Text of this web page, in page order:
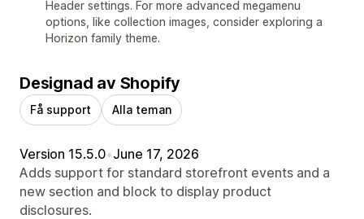
Header settings. For more advanced megamenu
options, like collection images, consider exploring a
Horizon family theme.
Designad av Shopify
Få support Alla teman
Version 15.5.0•June 17, 2026
Adds support for standard storefront events and a
new section and block to display product
disclosures.